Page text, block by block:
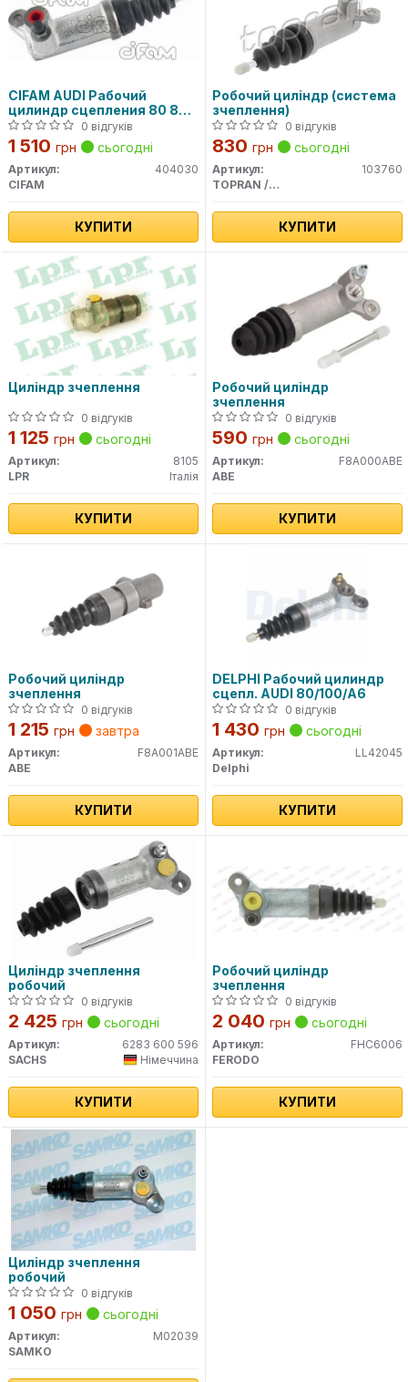
CIFAM AUDI Рабочий
цилиндр сцепления 80 86-
95,A6 94- 0 відгуків
1 510 грн сьогодні
Артикул:
404030
CIFAM
КУПИТИ
Робочий циліндр (система
зчеплення)
0 відгуків
830 грн сьогодні
Артикул:
103760
TOPRAN / HANS PRIES
КУПИТИ
Циліндр зчеплення
0 відгуків
1 125 грн сьогодні
Артикул:
8105
LPR
Італія
КУПИТИ
Робочий циліндр
зчеплення
0 відгуків
590 грн сьогодні
Артикул:
F8A000ABE
ABE
КУПИТИ
Робочий циліндр
зчеплення
0 відгуків
1 215 грн завтра
Артикул:
F8A001ABE
ABE
КУПИТИ
DELPHI Рабочий цилиндр
сцепл. AUDI 80/100/A6
0 відгуків
1 430 грн сьогодні
Артикул:
LL42045
Delphi
КУПИТИ
Циліндр зчеплення
робочий
0 відгуків
2 425 грн сьогодні
Артикул:
6283 600 596
SACHS
Німеччина
КУПИТИ
Робочий циліндр
зчеплення
0 відгуків
2 040 грн сьогодні
Артикул:
FHC6006
FERODO
КУПИТИ
Циліндр зчеплення
робочий
0 відгуків
1 050 грн сьогодні
Артикул:
M02039
SAMKO